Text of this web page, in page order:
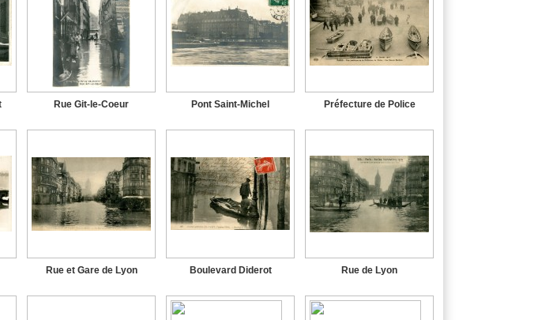
Rue Git-le-Coeur Pont Saint-Michel Préfecture de Police
Rue et Gare de Lyon Boulevard Diderot Rue de Lyon